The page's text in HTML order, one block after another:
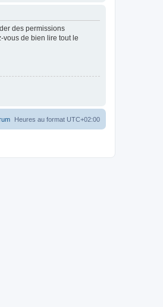
des permissions
vous de bien lire tout le
Heures au format UTC+02:00